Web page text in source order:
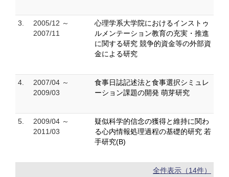
3.
2005/12 ～
2007/11
心理学系大学院におけるインストゥ
ルメンテーション教育の充実・推進
に関する研究 競争的資金等の外部資
金による研究
4.
2007/04 ～
2009/03
食事日誌記述法と食事選択シミュレ
ーション課題の開発 萌芽研究
5.
2009/04 ～
2011/03
疑似科学的信念の獲得と維持に関わ
る心内情報処理過程の基礎的研究 若
手研究(B)
全件表示（14件）